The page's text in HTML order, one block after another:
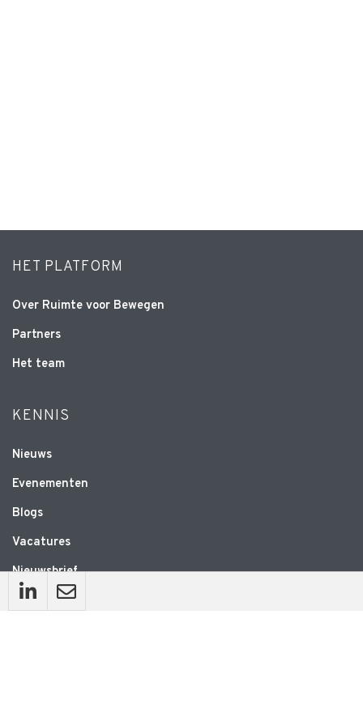
HET PLATFORM
Over Ruimte voor Bewegen
Partners
Het team
KENNIS
Nieuws
Evenementen
Blogs
Vacatures
Nieuwsbrief